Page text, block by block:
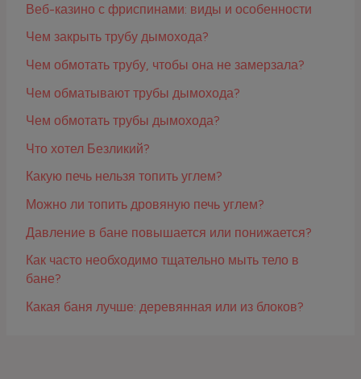
Веб-казино с фриспинами: виды и особенности
Чем закрыть трубу дымохода?
Чем обмотать трубу, чтобы она не замерзала?
Чем обматывают трубы дымохода?
Чем обмотать трубы дымохода?
Что хотел Безликий?
Какую печь нельзя топить углем?
Можно ли топить дровяную печь углем?
Давление в бане повышается или понижается?
Как часто необходимо тщательно мыть тело в
бане?
Какая баня лучше: деревянная или из блоков?